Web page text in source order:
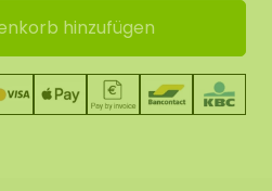
hinzufügen